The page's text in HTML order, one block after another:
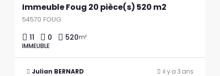
Immeuble Foug 20 pièce(s) 520 m2
54570 FOUG
11 0 520m²
IMMEUBLE
Julian BERNARD il y a 3 ans